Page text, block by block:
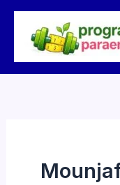
conteúdo